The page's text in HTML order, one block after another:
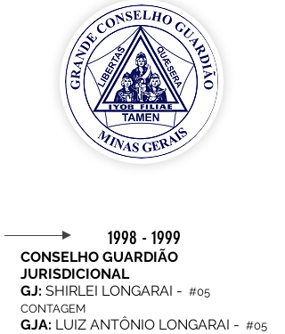
1998 - 1999
CONSELHO GUARDIÃO
JURISDICIONAL
GJ: SHIRLEI LONGARAI - #05
CONTAGEM
GJA: LUIZ ANTÔNIO LONGARAI - #05